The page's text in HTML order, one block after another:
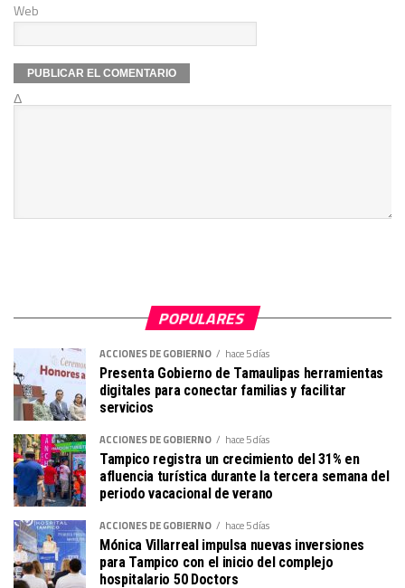
Web
Δ
POPULARES
ACCIONES DE GOBIERNO hace 5 días
Presenta Gobierno de Tamaulipas herramientas
digitales para conectar familias y facilitar
servicios
ACCIONES DE GOBIERNO hace 5 días
Tampico registra un crecimiento del 31% en
afluencia turística durante la tercera semana del
periodo vacacional de verano
ACCIONES DE GOBIERNO hace 5 días
Mónica Villarreal impulsa nuevas inversiones
para Tampico con el inicio del complejo
hospitalario 50 Doctors